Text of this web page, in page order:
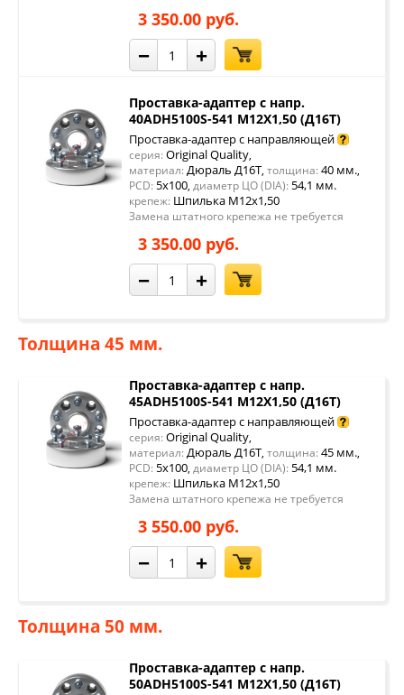
3 350.00 руб.
− +
Проставка-адаптер с напр.
40ADH5100S-541 М12Х1,50 (Д16Т)
Проставка-адаптер с направляющей
серия: Original Quality,
материал: Дюраль Д16Т, толщина: 40 мм.,
PCD: 5x100, диаметр ЦО (DIA): 54,1 мм.
крепеж: Шпилька М12х1,50
Замена штатного крепежа не требуется
3 350.00 руб.
− +
Толщина 45 мм.
Проставка-адаптер с напр.
45ADH5100S-541 М12Х1,50 (Д16Т)
Проставка-адаптер с направляющей
серия: Original Quality,
материал: Дюраль Д16Т, толщина: 45 мм.,
PCD: 5x100, диаметр ЦО (DIA): 54,1 мм.
крепеж: Шпилька М12х1,50
Замена штатного крепежа не требуется
3 550.00 руб.
− +
Толщина 50 мм.
Проставка-адаптер с напр.
50ADH5100S-541 М12Х1,50 (Д16Т)